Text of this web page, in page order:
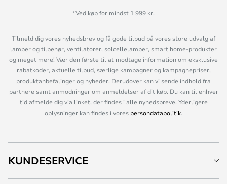
*Ved køb for mindst 1 999 kr.
Tilmeld dig vores nyhedsbrev og få gode tilbud på vores store udvalg af
lamper og tilbehør, ventilatorer, solcellelamper, smart home-produkter
og meget mere! Vær den første til at modtage information om eksklusive
rabatkoder, aktuelle tilbud, særlige kampagner og kampagnepriser,
produktanbefalinger og nyheder. Derudover kan vi sende indhold fra
partnere samt anmodninger om anmeldelser af dit køb. Du kan til enhver
tid afmelde dig via linket, der findes i alle nyhedsbreve. Yderligere
oplysninger kan findes i vores persondatapolitik.
KUNDESERVICE